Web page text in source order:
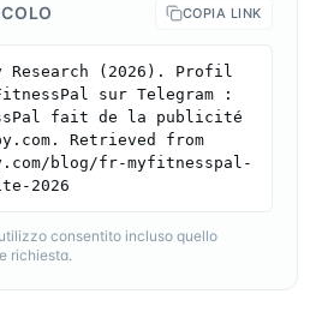
COPIA LINK
Research (2026). Profil
sur Telegram :
fait de la publicité
Retrieved from
blog/fr-myfitnesspal-
2026
consentito incluso quello
richiesta.